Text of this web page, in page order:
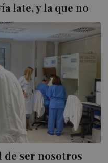
late, y la que no
de ser nosotros